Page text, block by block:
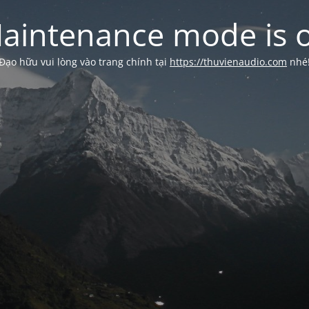
mode is
hữu vui lòng vào trang chính tại https://thuvienaudio.com